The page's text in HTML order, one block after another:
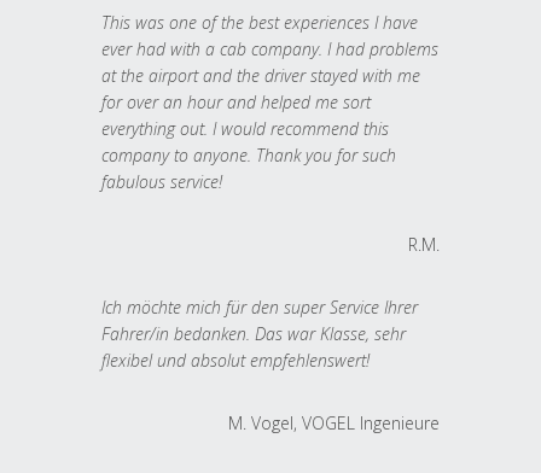
This was one of the best experiences I have
ever had with a cab company. I had problems
at the airport and the driver stayed with me
for over an hour and helped me sort
everything out. I would recommend this
company to anyone. Thank you for such
fabulous service!
R.M.
Ich möchte mich für den super Service Ihrer
Fahrer/in bedanken. Das war Klasse, sehr
flexibel und absolut empfehlenswert!
M. Vogel, VOGEL Ingenieure